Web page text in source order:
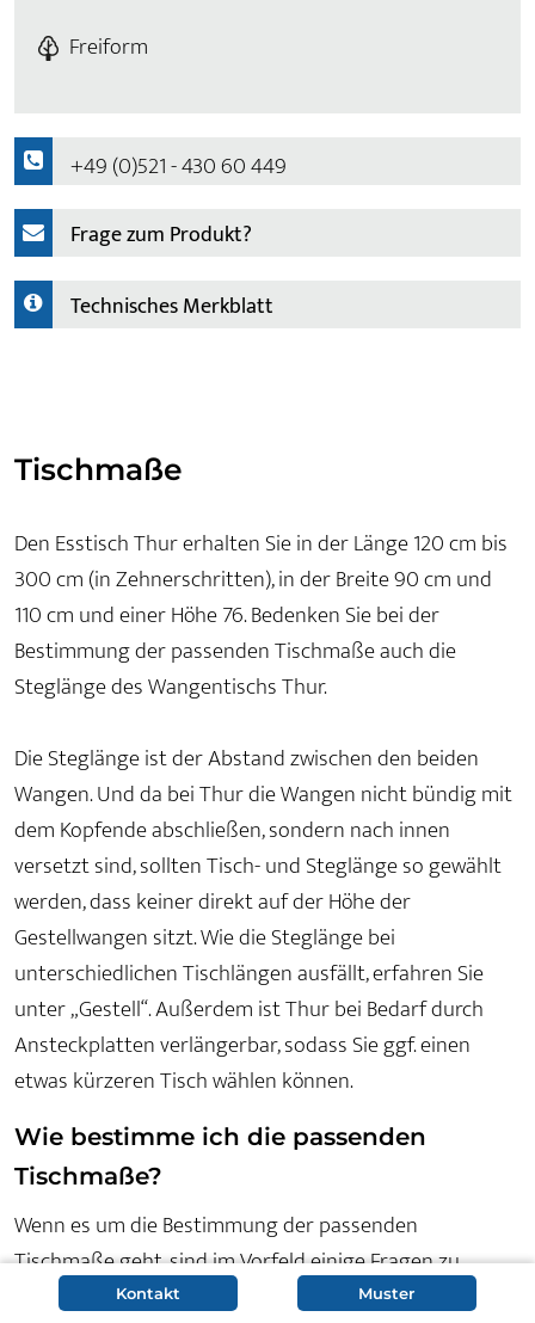
Freiform
+49 (0)521 - 430 60 449
Frage zum Produkt?
Technisches Merkblatt
Tischmaße
Den Esstisch Thur erhalten Sie in der Länge 120 cm bis
300 cm (in Zehnerschritten), in der Breite 90 cm und
110 cm und einer Höhe 76. Bedenken Sie bei der
Bestimmung der passenden Tischmaße auch die
Steglänge des Wangentischs Thur.
Die Steglänge ist der Abstand zwischen den beiden
Wangen. Und da bei Thur die Wangen nicht bündig mit
dem Kopfende abschließen, sondern nach innen
versetzt sind, sollten Tisch- und Steglänge so gewählt
werden, dass keiner direkt auf der Höhe der
Gestellwangen sitzt. Wie die Steglänge bei
unterschiedlichen Tischlängen ausfällt, erfahren Sie
unter „Gestell“. Außerdem ist Thur bei Bedarf durch
Ansteckplatten verlängerbar, sodass Sie ggf. einen
etwas kürzeren Tisch wählen können.
Wie bestimme ich die passenden
Tischmaße?
Wenn es um die Bestimmung der passenden
Tischmaße geht, sind im Vorfeld einige Fragen zu
klären:
Kontakt Muster